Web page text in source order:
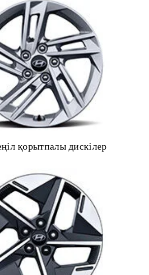
қорытпалы дискілер